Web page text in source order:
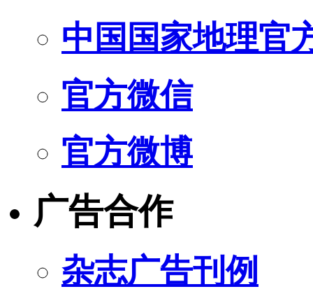
中国国家地理官
官方微信
官方微博
广告合作
杂志广告刊例